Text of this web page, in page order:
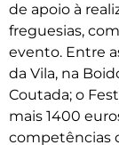
de apoio à
freguesias,
evento. Entre
da Vila, na
Coutada; o
mais 1400
competências